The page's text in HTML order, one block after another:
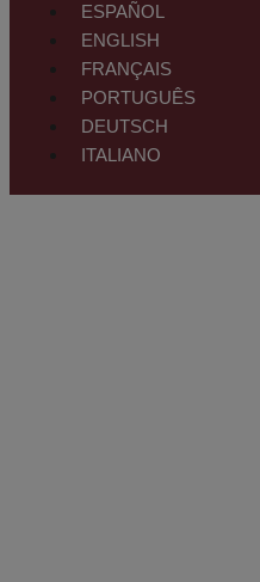
ESPAÑOL
ENGLISH
FRANÇAIS
PORTUGUÊS
DEUTSCH
ITALIANO